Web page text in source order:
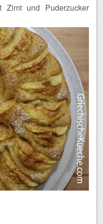
und Puderzucker